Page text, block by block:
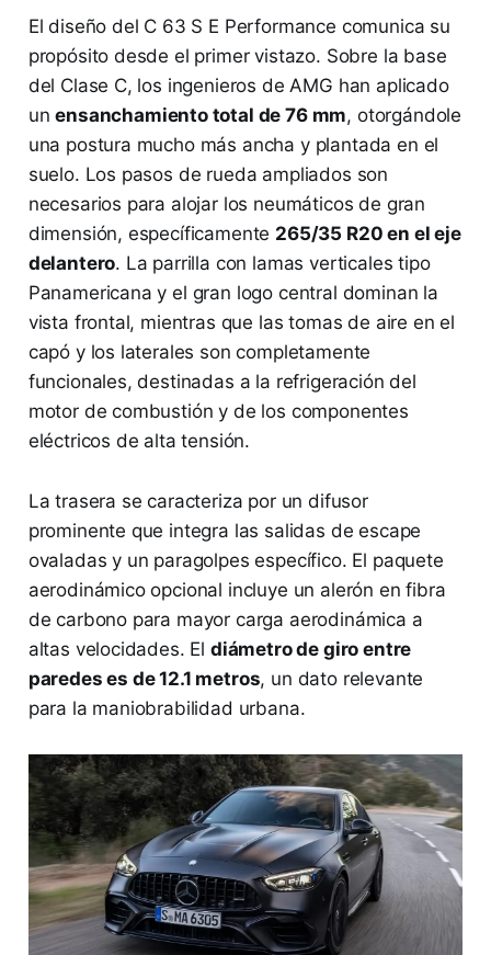
El diseño del C 63 S E Performance comunica su
propósito desde el primer vistazo. Sobre la base
del Clase C, los ingenieros de AMG han aplicado
unensanchamiento total de 76 mm, otorgándole
una postura mucho más ancha y plantada en el
suelo. Los pasos de rueda ampliados son
necesarios para alojar los neumáticos de gran
dimensión, específicamente 265/35 R20 en el eje
delantero. La parrilla con lamas verticales tipo
Panamericana y el gran logo central dominan la
vista frontal, mientras que las tomas de aire en el
capó y los laterales son completamente
funcionales, destinadas a la refrigeración del
motor de combustión y de los componentes
eléctricos de alta tensión.
La trasera se caracteriza por un difusor
prominente que integra las salidas de escape
ovaladas y un paragolpes específico. El paquete
aerodinámico opcional incluye un alerón en fibra
de carbono para mayor carga aerodinámica a
altas velocidades. El diámetro de giro entre
paredes es de 12.1 metros, un dato relevante
para la maniobrabilidad urbana.